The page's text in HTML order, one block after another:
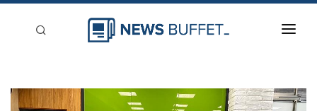
新聞稿分類